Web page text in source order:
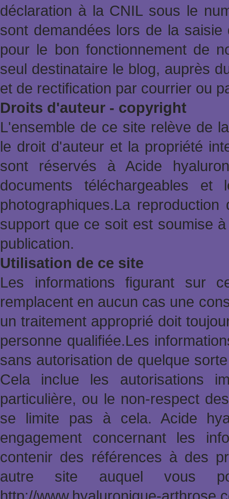
déclaration à la CNIL sous le
sont demandées lors de la
pour le bon fonctionnement de
seul destinataire le blog, auprès
et de rectification par courrier ou
Droits d'auteur - copyright
L'ensemble de ce site relève de
le droit d'auteur et la propriété
sont réservés à Acide
documents téléchargeables et
photographiques.La
support que ce soit est soumise
publication.
Utilisation de ce site
Les informations figurant sur
remplacent en aucun cas une
un traitement approprié doit
personne qualifiée.Les
sans autorisation de quelque
Cela inclue les autorisations
particulière, ou le non-respect
se limite pas à cela. Acide
engagement concernant les
contenir des références à des
autre site auquel vous